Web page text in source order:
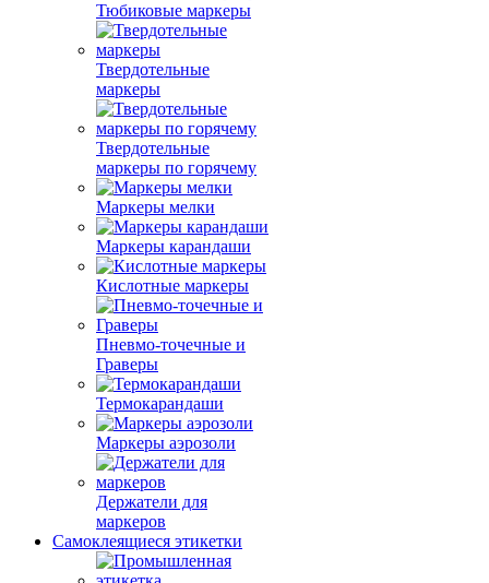
Тюбиковые маркеры
Твердотельные
маркеры
Твердотельные
маркеры по горячему
Маркеры мелки
Маркеры карандаши
Кислотные маркеры
Пневмо-точечные и
Граверы
Термокарандаши
Маркеры аэрозоли
Держатели для
маркеров
Самоклеящиеся этикетки